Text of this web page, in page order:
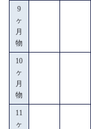
9
ヶ
月
物
10
ヶ
月
物
11
ヶ